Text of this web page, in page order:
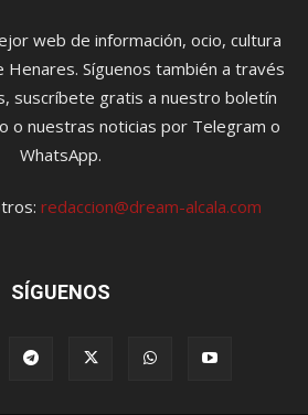
web de información, ocio, cultura
Henares. Síguenos también a través
suscríbete gratis a nuestro boletín
o nuestras noticias por Telegram o
WhatsApp.
redaccion@dream-alcala.com
SÍGUENOS